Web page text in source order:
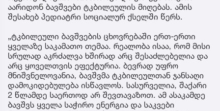
აარიდონ ბავშვები ტკბილეულის მიღებას. ამის
შესახებ პედიატრი სოციალურ ქსელში წერს.
„ტკბილეული ბავშვების ცხოვრებაში ერთ-ერთი
ყველაზე საკამათო თემაა. რეალობა ისაა, რომ მისი
სრულად აკრძალვა ხშირად არც შესაძლებელია და
არც ყოველთვის ეფექტურია. ბევრად უფრო
მნიშვნელოვანია, ბავშვმა ტკბილეულთან ჯანსაღი
დამოკიდებულება ისწავლოს. სასურველია, შაქარი
2 წლამდე საერთოდ არ შევთავაზოთ. ამ ასაკამდე
ბავშვს ყველა საჭირო ენერგია და საკვები